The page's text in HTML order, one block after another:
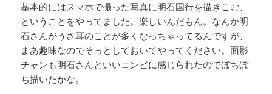
基本的にはスマホで撮った写真に明石国行を描きこむ、
ということをやってました。楽しいんだもん。なんか明
石さんがうさ耳のことが多くなっちゃってるんですが、
まあ趣味なのでそっとしておいてやってください。面影
チャンも明石さんといいコンビに感じられたのでぼちぼ
ち描いたかな。